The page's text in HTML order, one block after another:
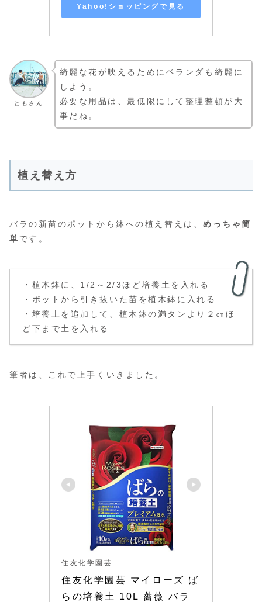
Yahoo!ショッピングで見る
ともさん
綺麗な花が映えるためにベランダも綺麗に
しよう。
必要な用品は、最低限にして整理整頓が大
事だね。
植え替え方
バラの新苗のポットから鉢への植え替えは、めっちゃ簡
単 です。
・植木鉢に、1/2～2/3ほど培養土を入れる
・ポットから引き抜いた苗を植木鉢に入れる
・培養土を追加して、植木鉢の満タンより２㎝ほ
ど下まで土を入れる
筆者は、これで上手くいきました。
住友化学園芸
住友化学園芸 マイローズ ば
らの培養土 10L 薔薇 バラ